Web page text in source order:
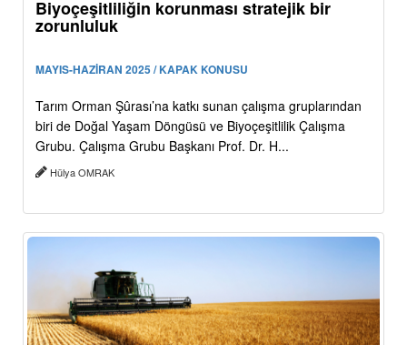
Biyoçeşitliliğin korunması stratejik bir
zorunluluk
MAYIS-HAZİRAN 2025 / KAPAK KONUSU
Tarım Orman Şûrası’na katkı sunan çalışma gruplarından
biri de Doğal Yaşam Döngüsü ve Biyoçeşitlilik Çalışma
Grubu. Çalışma Grubu Başkanı Prof. Dr. H...
Hülya OMRAK